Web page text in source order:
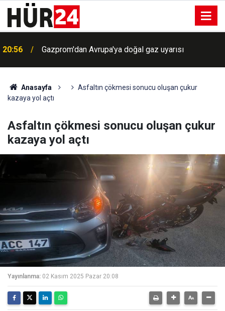
20:56 Gazprom'dan Avrupa'ya doğal gaz uyarısı
Anasayfa
Asfaltın çökmesi sonucu oluşan çukur
kazaya yol açtı
Asfaltın çökmesi sonucu oluşan çukur
kazaya yol açtı
Yayınlanma: 02 Kasım 2025 Pazar 20:08